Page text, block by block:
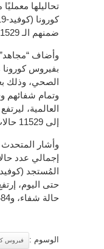
تحاليلها
ضمنهم الـ 11529 متعافيًا.
بفيروس
الصحي، وذلك
وتمام شفائهم
العالمية،
إلى 11529 حالات حتى اليوم.
وأشار
إجمالي عدد
حالة شفاء، و1484 حالة وفاة.
الوسوم : فيروس